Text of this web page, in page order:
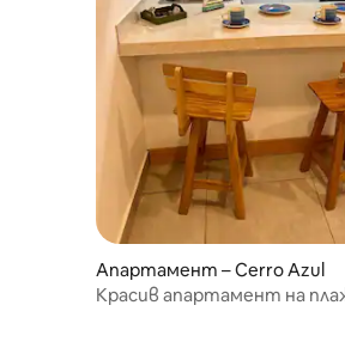
Апартамент – Cerro Azul
Красив апартамент на